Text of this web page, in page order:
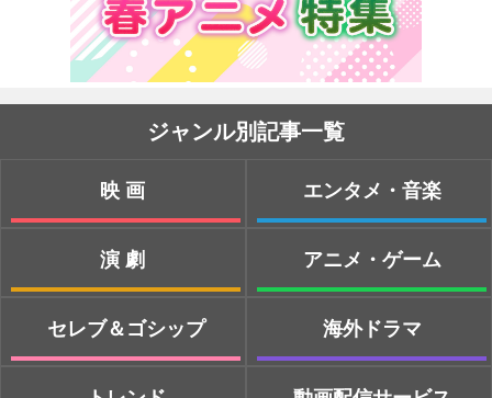
ジャンル別記事一覧
映画
演劇
セレブ＆ゴシップ
エンタメ・音楽
アニメ・ゲーム
海外ドラマ